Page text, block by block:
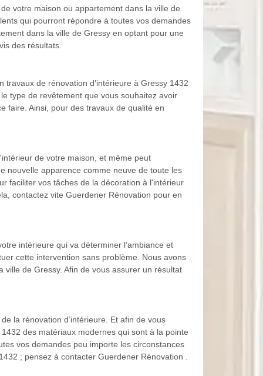
votre maison ou appartement dans la ville de
qui pourront répondre à toutes vos demandes
dans la ville de Gressy en optant pour une
des résultats.
de rénovation d’intérieure à Gressy 1432
type de revêtement que vous souhaitez avoir
faire. Ainsi, pour des travaux de qualité en
de votre maison, et même peut
nouvelle apparence comme neuve de toute les
faciliter vos tâches de la décoration à l'intérieur
contactez vite Guerdener Rénovation pour en
intérieure qui va déterminer l’ambiance et
cette intervention sans problème. Nous avons
de Gressy. Afin de vous assurer un résultat
la rénovation d’intérieure. Et afin de vous
des matériaux modernes qui sont à la pointe
vos demandes peu importe les circonstances
; pensez à contacter Guerdener Rénovation .